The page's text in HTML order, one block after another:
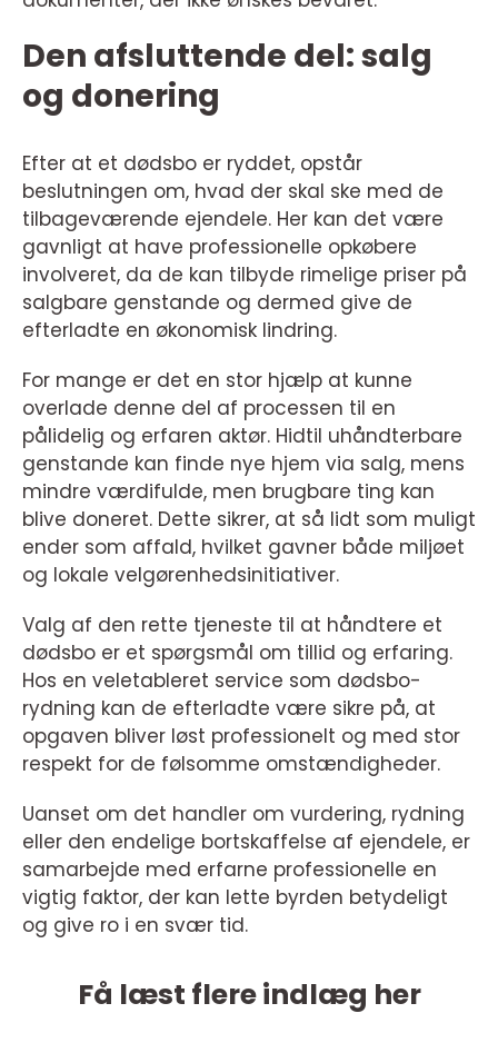
Den afsluttende del: salg
og donering
Efter at et dødsbo er ryddet, opstår
beslutningen om, hvad der skal ske med de
tilbageværende ejendele. Her kan det være
gavnligt at have professionelle opkøbere
involveret, da de kan tilbyde rimelige priser på
salgbare genstande og dermed give de
efterladte en økonomisk lindring.
For mange er det en stor hjælp at kunne
overlade denne del af processen til en
pålidelig og erfaren aktør. Hidtil uhåndterbare
genstande kan finde nye hjem via salg, mens
mindre værdifulde, men brugbare ting kan
blive doneret. Dette sikrer, at så lidt som muligt
ender som affald, hvilket gavner både miljøet
og lokale velgørenhedsinitiativer.
Valg af den rette tjeneste til at håndtere et
dødsbo er et spørgsmål om tillid og erfaring.
Hos en veletableret service som dødsbo-
rydning kan de efterladte være sikre på, at
opgaven bliver løst professionelt og med stor
respekt for de følsomme omstændigheder.
Uanset om det handler om vurdering, rydning
eller den endelige bortskaffelse af ejendele, er
samarbejde med erfarne professionelle en
vigtig faktor, der kan lette byrden betydeligt
og give ro i en svær tid.
Få læst flere indlæg her